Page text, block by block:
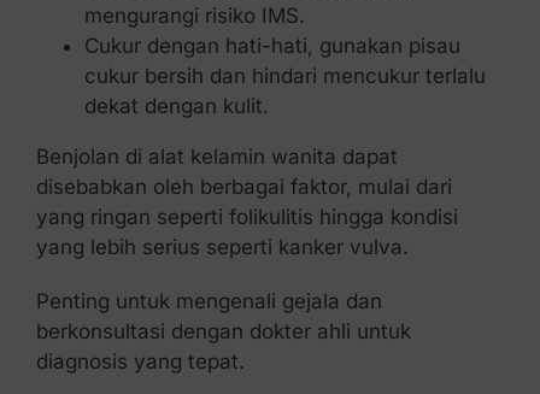
mengurangi risiko IMS.
Cukur dengan hati-hati, gunakan pisau
cukur bersih dan hindari mencukur terlalu
dekat dengan kulit.
Benjolan di alat kelamin wanita dapat
disebabkan oleh berbagai faktor, mulai dari
yang ringan seperti folikulitis hingga kondisi
yang lebih serius seperti kanker vulva.
Penting untuk mengenali gejala dan
berkonsultasi dengan dokter ahli untuk
diagnosis yang tepat.